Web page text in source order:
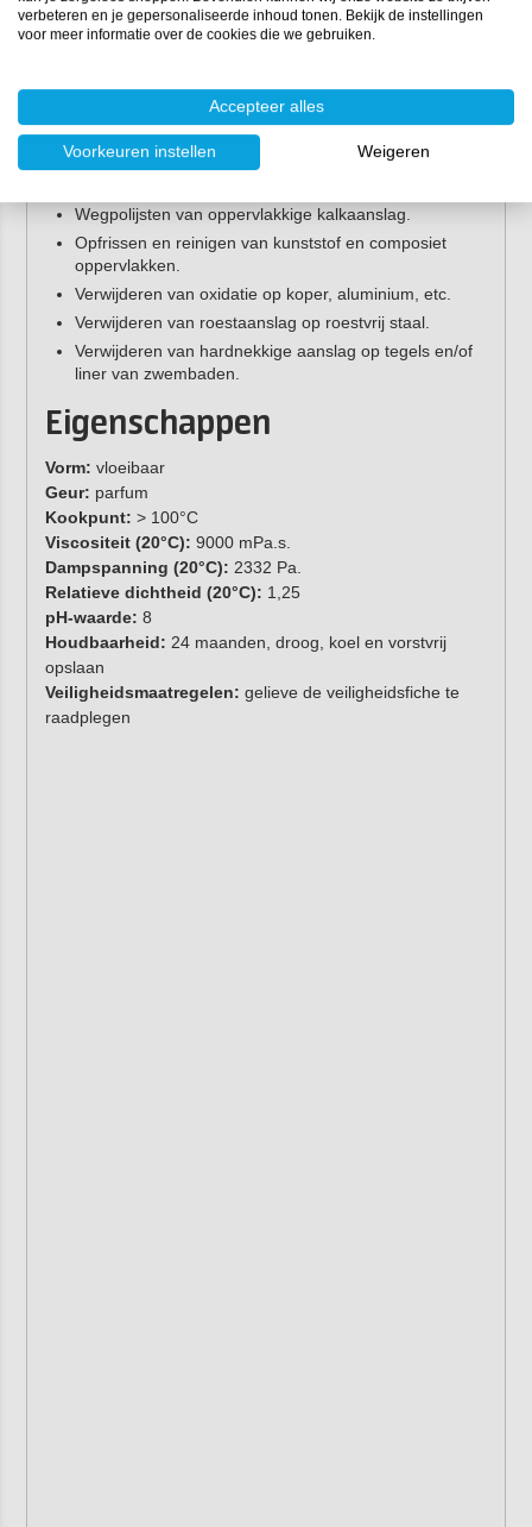
Let op:dit product is iet geschikt voor gelakte,
verniste of geschilderde oppervlakken. Voer bij
Waar kun je Tec7 Scrub voor
gebruiken?
Wegpolijsten van oppervlakkige kalkaanslag.
Opfrissen en reinigen van kunststof en composiet
oppervlakken.
Verwijderen van oxidatie op koper, aluminium, etc.
Verwijderen van roestaanslag op roestvrij staal.
Verwijderen van hardnekkige aanslag op tegels en/of
liner van zwembaden.
Eigenschappen
Vorm: vloeibaar
Geur: parfum
Kookpunt: > 100°C
Viscositeit (20°C): 9000 mPa.s.
Dampspanning (20°C): 2332 Pa.
Relatieve dichtheid (20°C): 1,25
pH-waarde: 8
Houdbaarheid: 24 maanden, droog, koel en vorstvrij
opslaan
Veiligheidsmaatregelen: gelieve de veiligheidsfiche te
raadplegen
verbeteren en je gepersonaliseerde inhoud tonen. Bekijk de instellingen
voor meer informatie over de cookies die we gebruiken.
Accepteer alles
Voorkeuren instellen Weigeren